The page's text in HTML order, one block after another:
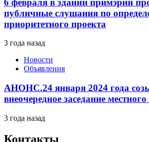
публичные слушания по
приоритетного проекта
3 года назад
Новости
Объявления
АНОНС.24 января 2024 года
внеочередное заседание
3 года назад
Контакты